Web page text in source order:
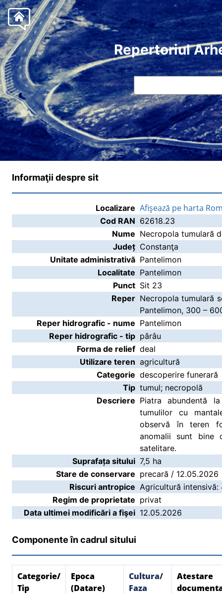
Repertoriul
Informaţii despre sit
Localizare Afişează pe harta
Cod RAN 62618.23
Nume Necropola tumulară
Județ Constanţa
Unitate administrativă Pantelimon
Localitate Pantelimon
Punct Sit 23
Reper Necropola tumulară
Pantelimon, 300 –
Reper hidrografic - nume Pantelimon
Reper hidrografic - tip pârâu
Forma de relief deal
Utilizare teren agricultură
Categorie descoperire funerară
Tip tumul; necropolă
Descriere Piatra abundentă
tumulilor cu
observă în teren
anomalii sunt bine
satelitare.
Suprafața sitului 7,5 ha
Stare de conservare precară / 12.05.2026
Riscuri antropice Agricultură intensivă:
Regim de proprietate privat
Data ultimei modificări a fişei 12.05.2026
Componente în cadrul sitului
Categorie/
Tip
Epoca
(Datare)
Cultura/
Faza
Atestare